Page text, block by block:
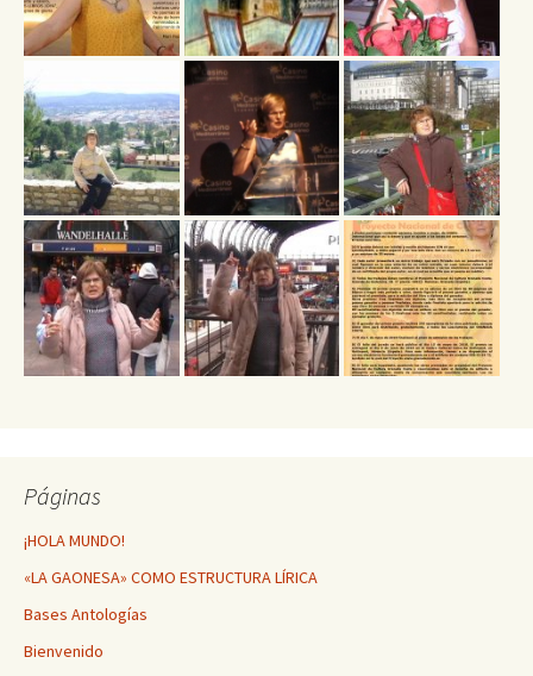
Páginas
¡HOLA MUNDO!
«LA GAONESA» COMO ESTRUCTURA LÍRICA
Bases Antologías
Bienvenido